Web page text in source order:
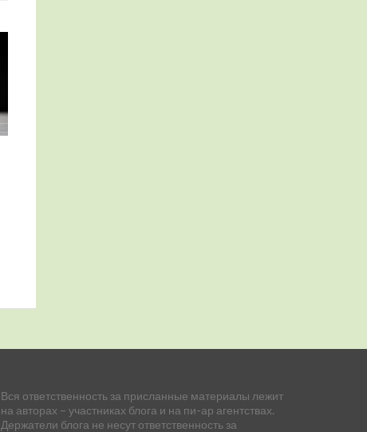
Вся ответственность за присланные материалы лежит
на авторах – участниках блога и на пи-ар агентствах.
Держатели блога не несут ответственность за